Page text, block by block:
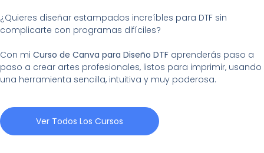
¿Quieres diseñar estampados increíbles para DTF sin
complicarte con programas difíciles?
Con mi Curso de Canva para Diseño DTF aprenderás paso a
paso a crear artes profesionales, listos para imprimir, usando
una herramienta sencilla, intuitiva y muy poderosa.
Ver Todos Los Cursos